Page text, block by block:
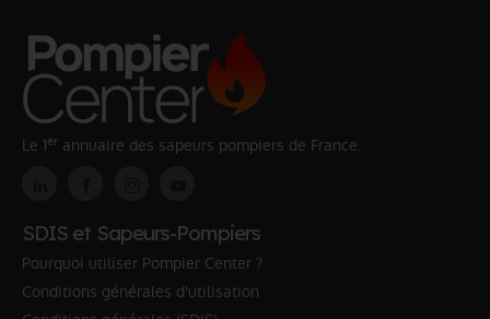
Le 1er annuaire des sapeurs pompiers de France.
SDIS et Sapeurs-Pompiers
Pourquoi utiliser Pompier Center ?
Conditions générales d'utilisation